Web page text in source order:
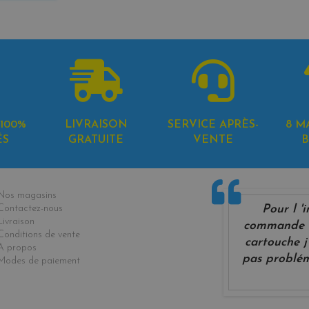
LIVRAISON
GRATUITE
SERVICE APRÈS-
VENTE
8
magasins
nous
de vente
propos
de paiement
Pour l
cartouche
pas